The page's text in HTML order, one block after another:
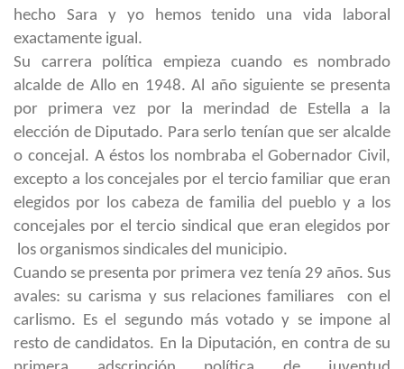
hecho Sara y yo hemos tenido una vida laboral
exactamente igual.
Su carrera política empieza cuando es nombrado
alcalde de Allo en 1948. Al año siguiente se presenta
por primera vez por la merindad de Estella a la
elección de Diputado. Para serlo tenían que ser alcalde
o concejal. A éstos los nombraba el Gobernador Civil,
excepto a los concejales por el tercio familiar que eran
elegidos por los cabeza de familia del pueblo y a los
concejales por el tercio sindical que eran elegidos por
los organismos sindicales del municipio.
Cuando se presenta por primera vez tenía 29 años. Sus
avales: su carisma y sus relaciones familiares con el
carlismo. Es el segundo más votado y se impone al
resto de candidatos. En la Diputación, en contra de su